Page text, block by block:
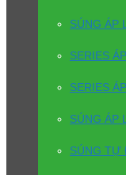
SÚNG ÁP
SERIES
SERIES
SÚNG ÁP
SÚNG TỰ